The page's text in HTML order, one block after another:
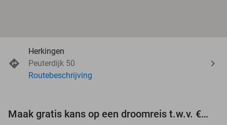
Herkingen
Peuterdijk 50
Routebeschrijving
Maak gratis kans op een droomreis t.w.v. €3.000!